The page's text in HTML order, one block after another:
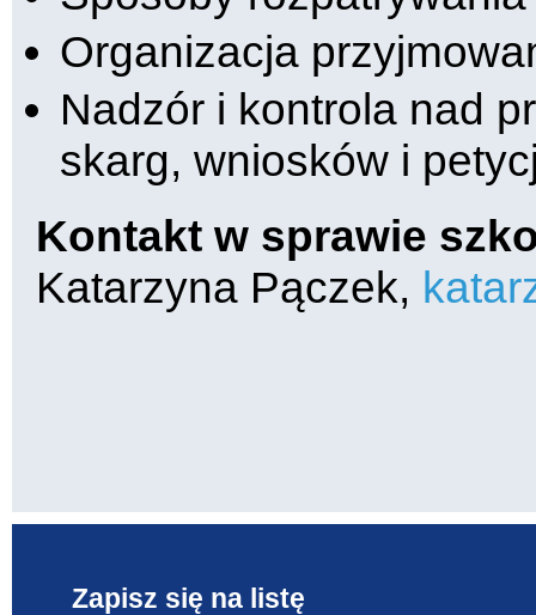
Organizacja
Nadzór i kontrola nad
skarg, wniosków i
Kontakt w sprawie
Katarzyna Pączek,
Zapisz się na listę